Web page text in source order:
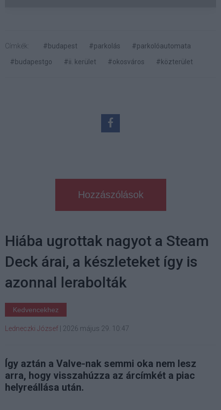
Címkék: #budapest #parkolás
#parkolóautomata
#budapestgo
#ii. kerület #okosváros #közterület
Hozzászólások
Hiába ugrottak nagyot a Steam
Deck árai, a készleteket így is
azonnal lerabolták
Kedvencekhez
Ledneczki József 2026 május 29. 10:47
Így aztán a Valve-nak semmi oka nem lesz
arra, hogy visszahúzza az árcímkét a piac
helyreállása után.